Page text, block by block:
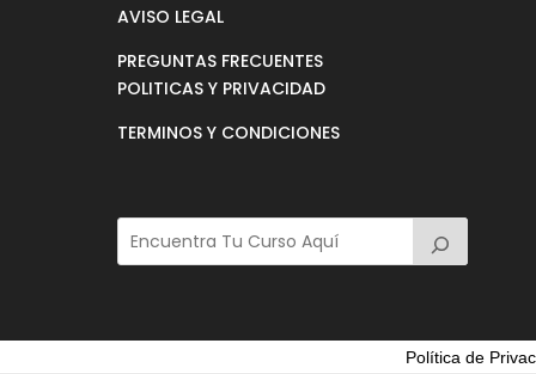
AVISO LEGAL
PREGUNTAS FRECUENTES
POLITICAS Y PRIVACIDAD
TERMINOS Y CONDICIONES
Política de